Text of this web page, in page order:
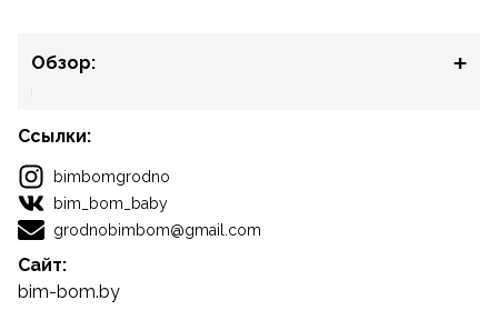
Обзор:
Ссылки:
bimbomgrodno
bim_bom_baby
grodnobimbom@gmail.com
Сайт:
bim-bom.by